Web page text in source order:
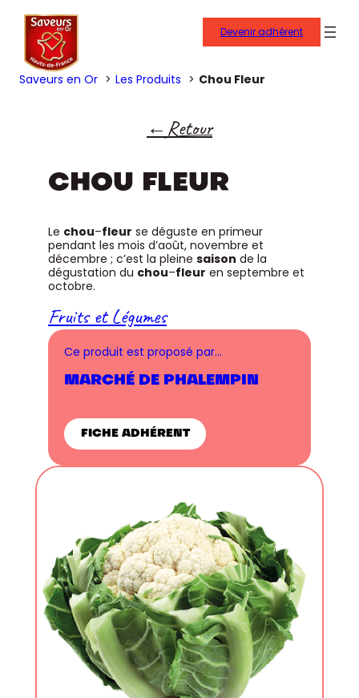
Devenir adhérent
Saveurs en Or Les Produits Chou Fleur
Retour
CHOU FLEUR
Le chou–fleur se déguste en primeur
pendant les mois d’août, novembre et
décembre ; c’est la pleine saison de la
dégustation du chou–fleur en septembre et
octobre.
Fruits et Légumes
Ce produit est proposé par…
MARCHÉ DE PHALEMPIN
FICHE ADHÉRENT